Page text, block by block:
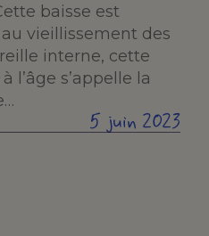
baisse est
vieillissement des
interne, cette
l’âge s’appelle la
5 juin 2023